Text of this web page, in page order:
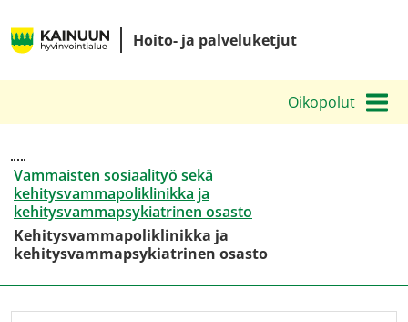
sisältöön
Oikopolut
Kainuun
Hoito- ja palveluketjut
Vammaisten sosiaalityö sekä
kehitysvammapoliklinikka ja
kehitysvammapsykiatrinen osasto
Kehitysvammapoliklinikka ja
kehitysvammapsykiatrinen osasto